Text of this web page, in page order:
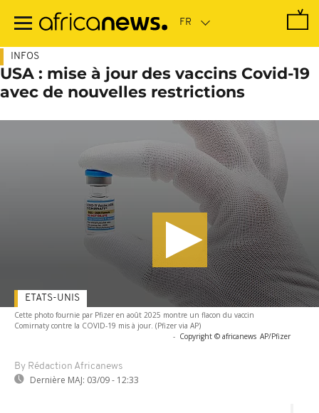
contenu
INFOS
USA : mise à jour des vaccins Covid-19
avec de nouvelles restrictions
Cette photo fournie par Pfizer en août 2025 montre un flacon du vaccin
Comirnaty contre la COVID-19 mis à jour. (Pfizer via AP)
- Copyright © africanews AP/Pfizer
By Rédaction Africanews
Dernière MAJ: 03/09 - 12:33
ETATS-UNIS